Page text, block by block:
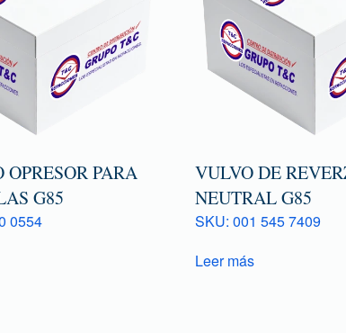
PARA
G85
0554
VULVO DE
NEUTRAL G85
SKU: 001 545 7409
Leer más